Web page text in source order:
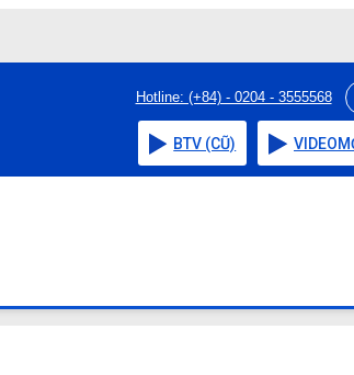
Hotline: (+84) - 0204 - 3555568
BTV (CŨ) VIDEO